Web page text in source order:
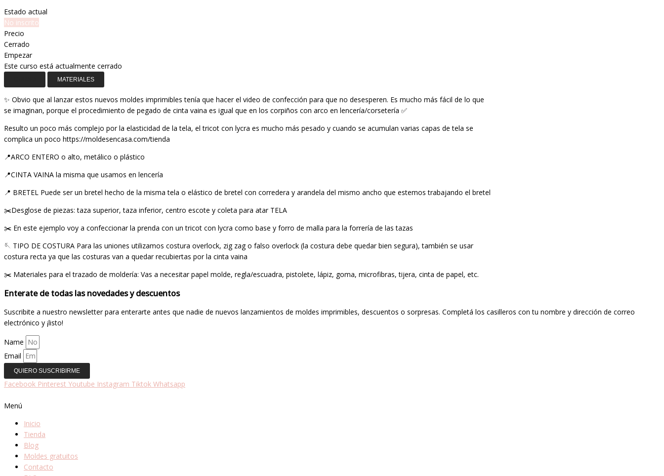
Estado actual
No inscrito
Precio
Cerrado
Empezar
Este curso está actualmente cerrado
MATERIALES
✨ Obvio que al lanzar estos nuevos moldes imprimibles tenía que hacer el video de confección para que no desesperen. Es mucho más fácil de lo que
se imaginan, porque el procedimiento de pegado de cinta vaina es igual que en los corpiños con arco en lencería/corsetería ✅
Resulto un poco más complejo por la elasticidad de la tela, el tricot con lycra es mucho más pesado y cuando se acumulan varias capas de tela se
complica un poco https://moldesencasa.com/tienda
📍ARCO ENTERO o alto, metálico o plástico
📍CINTA VAINA la misma que usamos en lencería
📍 BRETEL Puede ser un bretel hecho de la misma tela o elástico de bretel con corredera y arandela del mismo ancho que estemos trabajando el bretel
✂️Desglose de piezas: taza superior, taza inferior, centro escote y coleta para atar TELA
✂️ En este ejemplo voy a confeccionar la prenda con un tricot con lycra como base y forro de malla para la forrería de las tazas
🪡 TIPO DE COSTURA Para las uniones utilizamos costura overlock, zig zag o falso overlock (la costura debe quedar bien segura), también se usar
costura recta ya que las costuras van a quedar recubiertas por la cinta vaina
✂️ Materiales para el trazado de moldería: Vas a necesitar papel molde, regla/escuadra, pistolete, lápiz, goma, microfibras, tijera, cinta de papel, etc.
Enterate de todas las novedades y descuentos
Suscribite a nuestro newsletter para enterarte antes que nadie de nuevos lanzamientos de moldes imprimibles, descuentos o sorpresas. Completá los casilleros con tu nombre y dirección de correo
electrónico y ¡listo!
Name
Email
QUIERO SUSCRIBIRME
Facebook Pinterest Youtube Instagram Tiktok Whatsapp
Menú
Inicio
Tienda
Blog
Moldes gratuitos
Contacto